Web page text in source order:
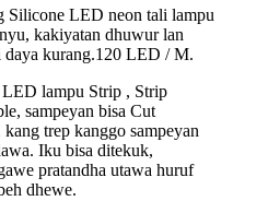
Silicone LED neon tali lampu
kakiyatan dhuwur lan
kurang.120 LED / M.
lampu Strip , Strip
sampeyan bisa Cut
kang trep kanggo sampeyan
Iku bisa ditekuk,
pratandha utawa huruf
dhewe.